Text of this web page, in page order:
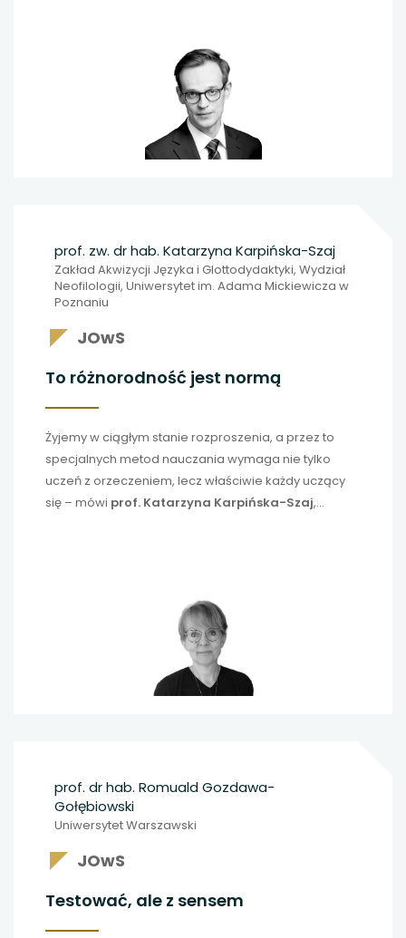
rozmowy jest raport Uczniowie-cudzoziemcy
w polskich szkołach w roku szkolnym 2024/2025,
opracowany przez Centrum Edukacji Obywatelskiej
we współpracy z Fundacją International Rescue
Committee Polska.
prof. zw. dr hab. Katarzyna Karpińska-Szaj
Zakład Akwizycji Języka i Glottodydaktyki, Wydział
Neofilologii, Uniwersytet im. Adama Mickiewicza w
Poznaniu
JOwS
To różnorodność jest normą
Żyjemy w ciągłym stanie rozproszenia, a przez to
specjalnych metod nauczania wymaga nie tylko
uczeń z orzeczeniem, lecz właściwie każdy uczący
się – mówi prof. Katarzyna Karpińska-Szaj,
prof. dr hab. Romuald Gozdawa-
Gołębiowski
Uniwersytet Warszawski
JOwS
Testować, ale z sensem